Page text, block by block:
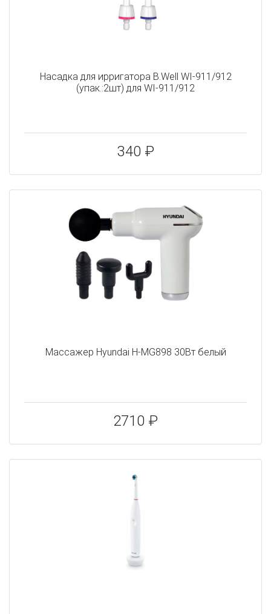
Насадка для ирригатора B.Well WI-911/912
(упак.:2шт) для WI-911/912
340 ₽
Массажер Hyundai H-MG898 30Вт белый
2710 ₽